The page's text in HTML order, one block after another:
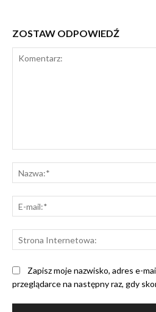
ZOSTAW ODPOWIEDŹ
Zapisz moje nazwisko, adres e-
przeglądarce na następny raz, gdy